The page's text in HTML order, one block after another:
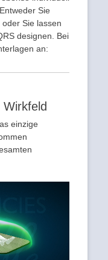
Sie
Sie lassen
designen. Bei
an:
einzige